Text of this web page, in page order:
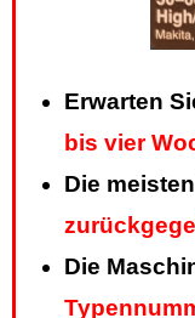
Erwarten
bis vier
Die
Die